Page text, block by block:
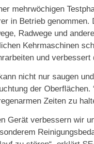
mehrwöchigen
in Betrieb
Radwege und
Kehrmaschinen
und
nicht nur saugen
der
Zeiten zu
Gerät verbessern wir